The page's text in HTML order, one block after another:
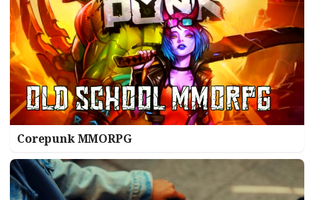
Corepunk MMORPG